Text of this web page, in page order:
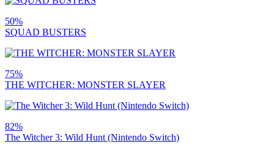
50%
SQUAD BUSTERS
75%
THE WITCHER: MONSTER SLAYER
82%
The Witcher 3: Wild Hunt (Nintendo Switch)